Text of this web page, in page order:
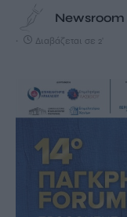
Newsroom
Διαβάζεται σε 2'